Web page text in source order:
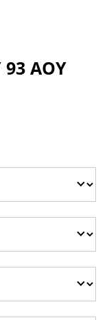
93 AOY